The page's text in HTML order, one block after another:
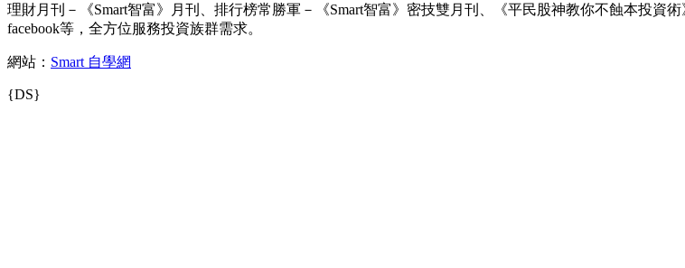
理財月刊－《Smart智富》月刊、排行榜常勝軍－《Smart智富》密技雙月刊、《平民股神教你不蝕本投資
facebook等，全方位服務投資族群需求。
網站： Smart 自學網
{DS}